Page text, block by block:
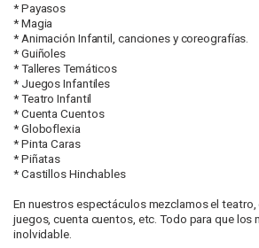
* Payasos
* Magia
* Animación Infantil, canciones y coreografías.
* Guiñoles
* Talleres Temáticos
* Juegos Infantiles
* Teatro Infantil
* Cuenta Cuentos
* Globoflexia
* Pinta Caras
* Piñatas
* Castillos Hinchables
En nuestros espectáculos mezclamos el teatro,
juegos, cuenta cuentos, etc. Todo para que los
inolvidable.